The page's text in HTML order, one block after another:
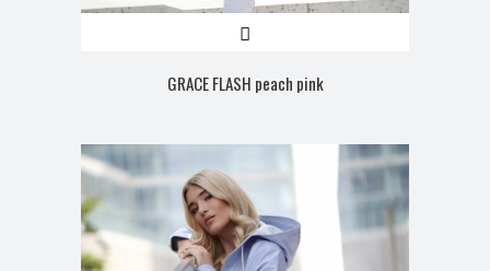
GRACE FLASH peach pink